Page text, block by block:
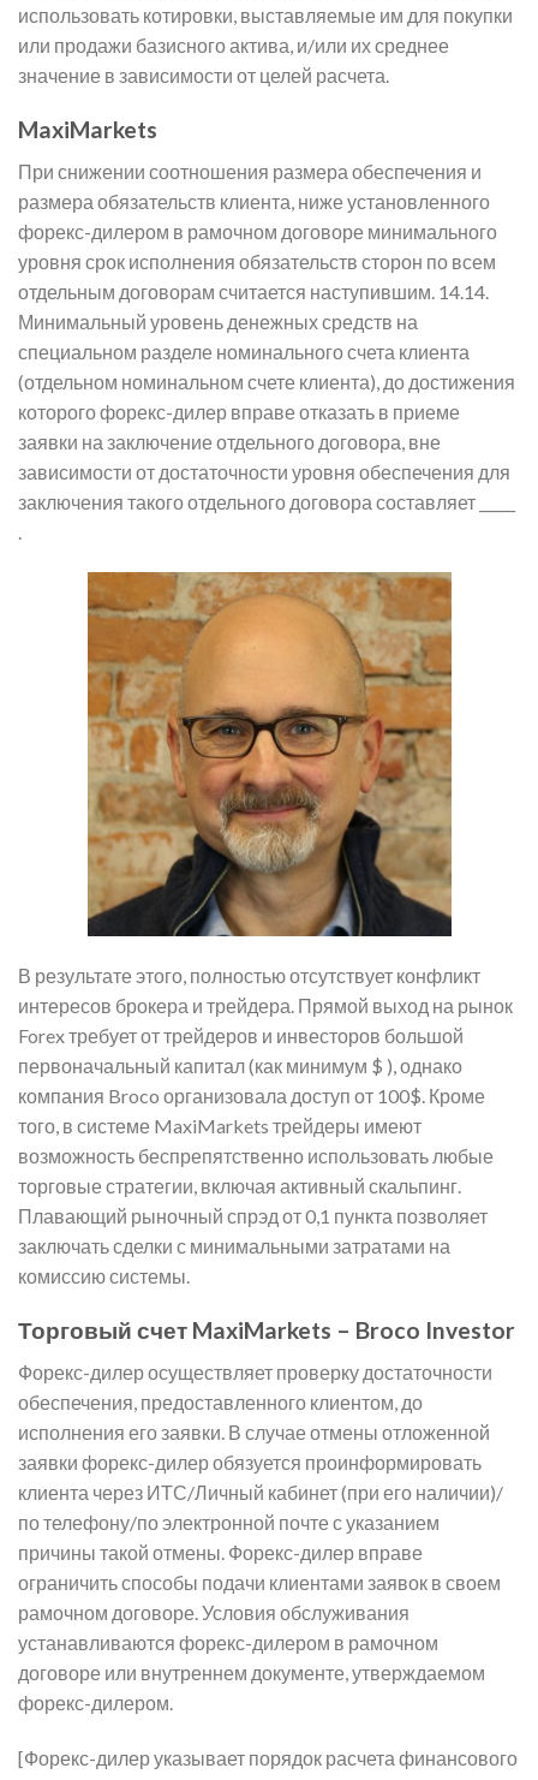
использовать котировки, выставляемые им для покупки
или продажи базисного актива, и/или их среднее
значение в зависимости от целей расчета.
MaxiMarkets
При снижении соотношения размера обеспечения и
размера обязательств клиента, ниже установленного
форекс-дилером в рамочном договоре минимального
уровня срок исполнения обязательств сторон по всем
отдельным договорам считается наступившим. 14.14.
Минимальный уровень денежных средств на
специальном разделе номинального счета клиента
(отдельном номинальном счете клиента), до достижения
которого форекс-дилер вправе отказать в приеме
заявки на заключение отдельного договора, вне
зависимости от достаточности уровня обеспечения для
заключения такого отдельного договора составляет _____
В результате этого, полностью отсутствует конфликт
интересов брокера и трейдера. Прямой выход на рынок
Forex требует от трейдеров и инвесторов большой
первоначальный капитал (как минимум $ ), однако
компания Broco организовала доступ от 100$. Кроме
того, в системе MaxiMarkets трейдеры имеют
возможность беспрепятственно использовать любые
торговые стратегии, включая активный скальпинг.
Плавающий рыночный спрэд от 0,1 пункта позволяет
заключать сделки с минимальными затратами на
комиссию системы.
Торговый счет MaxiMarkets – Broco Investor
Форекс-дилер осуществляет проверку достаточности
обеспечения, предоставленного клиентом, до
исполнения его заявки. В случае отмены отложенной
заявки форекс-дилер обязуется проинформировать
клиента через ИТС/Личный кабинет (при его наличии)/
по телефону/по электронной почте с указанием
причины такой отмены. Форекс-дилер вправе
ограничить способы подачи клиентами заявок в своем
рамочном договоре. Условия обслуживания
устанавливаются форекс-дилером в рамочном
договоре или внутреннем документе, утверждаемом
форекс-дилером.
[Форекс-дилер указывает порядок расчета финансового